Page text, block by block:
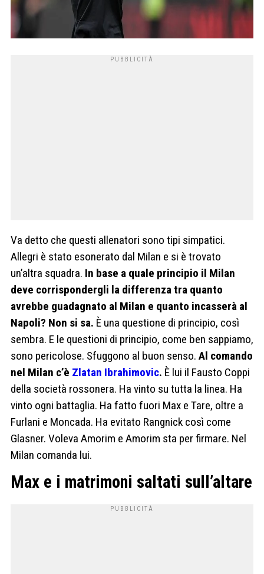
Va detto che questi allenatori sono tipi simpatici.
Allegri è stato esonerato dal Milan e si è trovato
un’altra squadra. In base a quale principio il Milan
deve corrispondergli la differenza tra quanto
avrebbe guadagnato al Milan e quanto incasserà al
Napoli? Non si sa. È una questione di principio, così
sembra. E le questioni di principio, come ben sappiamo,
sono pericolose. Sfuggono al buon senso. Al comando
nel Milan c’è Zlatan Ibrahimovic. È lui il Fausto Coppi
della società rossonera. Ha vinto su tutta la linea. Ha
vinto ogni battaglia. Ha fatto fuori Max e Tare, oltre a
Furlani e Moncada. Ha evitato Rangnick così come
Glasner. Voleva Amorim e Amorim sta per firmare. Nel
Milan comanda lui.
Max e i matrimoni saltati sull’altare